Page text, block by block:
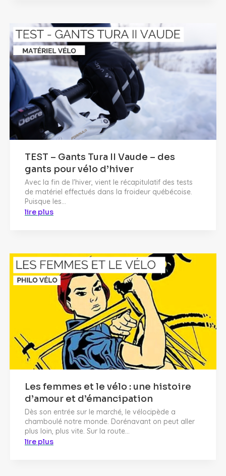
TEST – Gants Tura II Vaude – des
gants pour vélo d’hiver
Avec la fin de l'hiver, vient le récapitulatif des tests
de matériel effectués dans la froideur québécoise.
Puisque les...
lire plus
Les femmes et le vélo : une histoire
d’amour et d’émancipation
Dès son entrée sur le marché, le vélocipède a
chamboulé notre monde. Dorénavant on peut aller
plus loin, plus vite. Sur la route...
lire plus